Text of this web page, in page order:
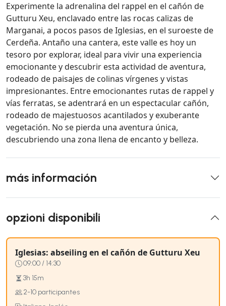
Experimente la adrenalina del rappel en el cañón de
Gutturu Xeu, enclavado entre las rocas calizas de
Marganai, a pocos pasos de Iglesias, en el suroeste de
Cerdeña. Antaño una cantera, este valle es hoy un
tesoro por explorar, ideal para vivir una experiencia
emocionante y descubrir esta actividad de aventura,
rodeado de paisajes de colinas vírgenes y vistas
impresionantes. Entre emocionantes rutas de rappel y
vías ferratas, se adentrará en un espectacular cañón,
rodeado de majestuosos acantilados y exuberante
vegetación. No se pierda una aventura única,
descubriendo una zona llena de encanto y belleza.
más información
opzioni disponibili
Iglesias: abseiling en el cañón de Gutturu Xeu
09:00 / 14:30
3h 15m
2-10 participantes